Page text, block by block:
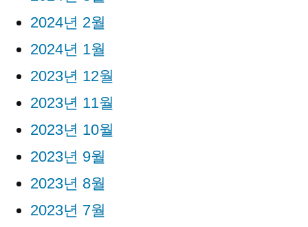
2024년 2월
2024년 1월
2023년 12월
2023년 11월
2023년 10월
2023년 9월
2023년 8월
2023년 7월